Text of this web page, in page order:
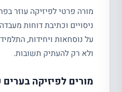
מורה פרטי לפיזיקה עוזר
ניסויים וכתיבת דוחות
על נוסחאות ויחידות,
ולא רק להעתיק תשובות.
מורים לפיזיקה בערים